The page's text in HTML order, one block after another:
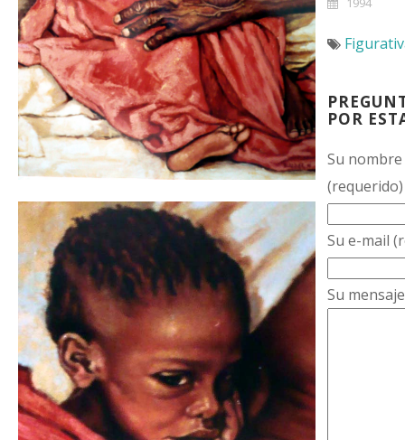
POR
Su nombre
(requerido)
Su e-mail
Su mensaje